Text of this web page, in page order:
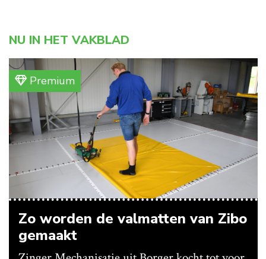
NU IN HET VAKBLAD
Premium
Zo worden de valmatten van Zibo
gemaakt